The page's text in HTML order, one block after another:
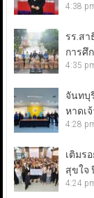
4:38
รร.ส
การศึ
4:35
จันทบุ
หาดเ
4:28
เติมร
สุขใจ
4:24